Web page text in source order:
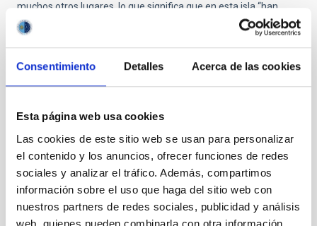
Consentimiento Detalles Acerca de las cookies
Esta página web usa cookies
Las cookies de este sitio web se usan para personalizar
el contenido y los anuncios, ofrecer funciones de redes
sociales y analizar el tráfico. Además, compartimos
información sobre el uso que haga del sitio web con
nuestros partners de redes sociales, publicidad y análisis
web, quienes pueden combinarla con otra información
muchos otros lugares, lo que significa que en esta isla “han
hecho un buen trabajo”.
Las sesiones de la mañana finalizaron con la intervención de
de Chile, quien se centró en las políticas de su gobierno para la
explicó- ya que Chile concentra el 50% de las instalaciones
astronómicas del mundo que pronto ascenderán el 70%. La
astronomía es una oportunidad para la tecnología, sobre todo
elbig data. No hay que entender la astronomía únicamente
como ciencia, sino que conlleva todo una tecnología asociada”.
Y añadió: “La astronomía también es importante desde el